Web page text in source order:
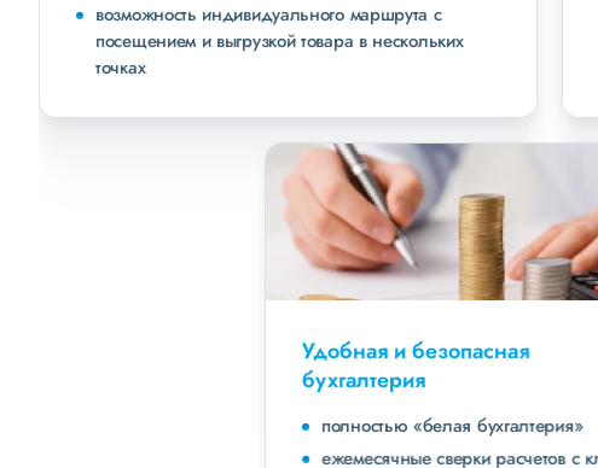
возможность индивидуального маршрута с
посещением и выгрузкой товара в нескольких
точках
Удобная и безопасная
полностью «белая бухгалтерия»
ежемесячные сверки расчетов с клиентами